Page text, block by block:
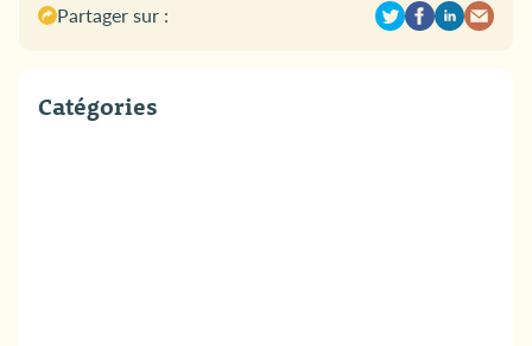
Partager sur :
Catégories